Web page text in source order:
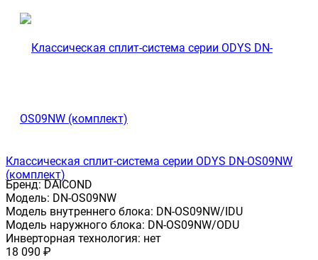
Классическая сплит-система серии ODYS DN-OS09NW
(комплект)
Бренд: DAICOND
Модель: DN-OS09NW
Модель внутреннего блока: DN-OS09NW/IDU
Модель наружного блока: DN-OS09NW/ODU
Инверторная технология: нет
18 090 ₽